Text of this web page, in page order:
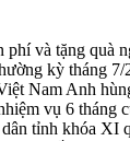
phí và tặng quà
kỳ tháng 7/
Nam Anh
vụ 6 tháng
tỉnh khóa XI